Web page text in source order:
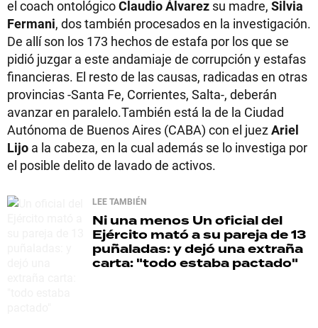
el coach ontológicoClaudio Álvarez su madre, Silvia
Fermani, dos también procesados en la investigación.
De allí son los 173 hechos de estafa por los que se
pidió juzgar a este andamiaje de corrupción y estafas
financieras. El resto de las causas, radicadas en otras
provincias -Santa Fe, Corrientes, Salta-, deberán
avanzar en paralelo.También está la de la Ciudad
Autónoma de Buenos Aires (CABA) con el juezAriel
Lijo a la cabeza, en la cual además se lo investiga por
el posible delito de lavado de activos.
LEE TAMBIÉN
Ni una menos Un oficial del
Ejército mató a su pareja de 13
puñaladas: y dejó una extraña
carta: "todo estaba pactado"